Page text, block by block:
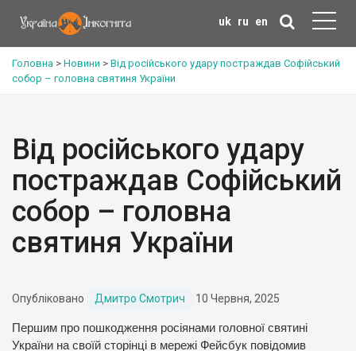
uk ru en
Головна > Новини > Від російського удару постраждав Софійський
собор – головна святиня України
Від російського удару
постраждав Софійський
собор – головна
святиня України
Опубліковано Дмитро Смотрич 10 Червня, 2025
Першим про пошкодження росіянами головної святині
України на своїй сторінці в мережі Фейсбук повідомив